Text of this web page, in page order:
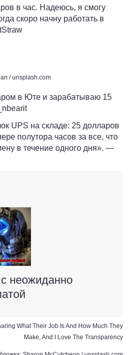
в час. Надеюсь, я смогу
скоро начну работать в
/ unsplash.com
в Юте и зарабатываю 15
UPS на складе: 25 долларов
полутора часов за все, что
в течение одного дня». —
неожиданно
What Their Job Is And How Much They
Make, And I Love The Transparency